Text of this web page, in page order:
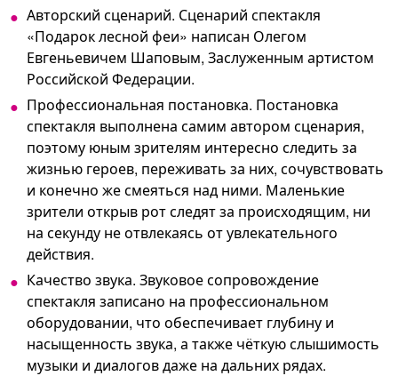
Авторский сценарий. Сценарий спектакля
«Подарок лесной феи» написан Олегом
Евгеньевичем Шаповым, Заслуженным артистом
Российской Федерации.
Профессиональная постановка. Постановка
спектакля выполнена самим автором сценария,
поэтому юным зрителям интересно следить за
жизнью героев, переживать за них, сочувствовать
и конечно же смеяться над ними. Маленькие
зрители открыв рот следят за происходящим, ни
на секунду не отвлекаясь от увлекательного
действия.
Качество звука. Звуковое сопровождение
спектакля записано на профессиональном
оборудовании, что обеспечивает глубину и
насыщенность звука, а также чёткую слышимость
музыки и диалогов даже на дальних рядах.